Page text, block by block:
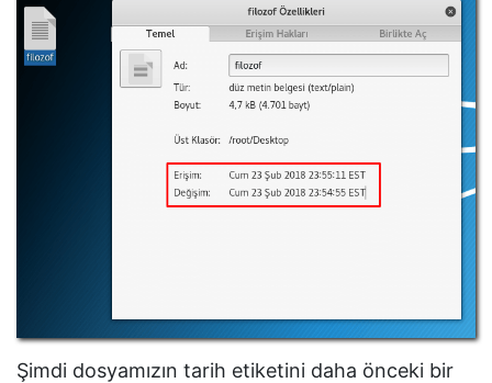
Şimdi dosyamızın tarih etiketini daha önceki bir